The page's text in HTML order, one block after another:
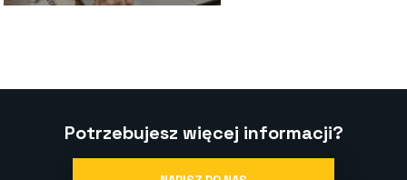
Potrzebujesz więcej informacji?